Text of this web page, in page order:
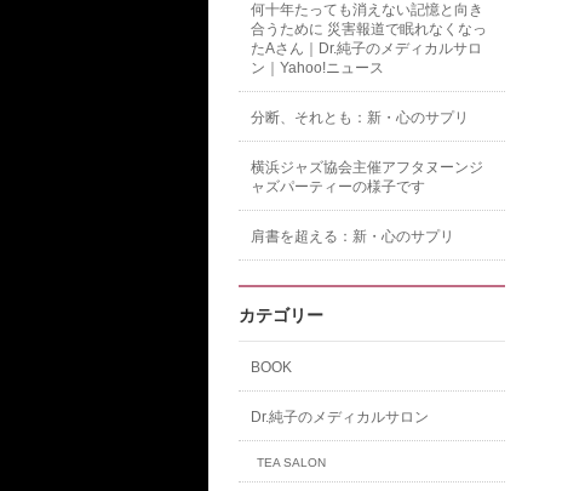
何十年たっても消えない記憶と向き
合うために 災害報道で眠れなくなっ
たAさん｜Dr.純子のメディカルサロ
ン｜Yahoo!ニュース
分断、それとも：新・心のサプリ
横浜ジャズ協会主催アフタヌーンジ
ャズパーティーの様子です
肩書を超える：新・心のサプリ
カテゴリー
BOOK
Dr.純子のメディカルサロン
TEA SALON